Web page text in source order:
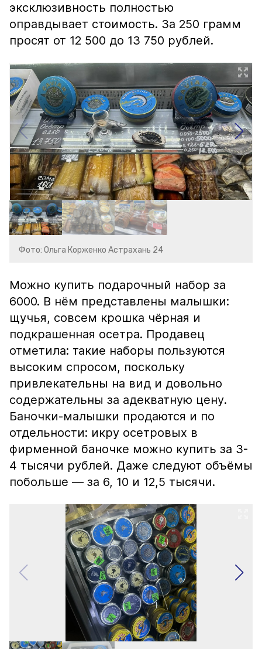
эксклюзивность полностью
оправдывает стоимость. За 250 грамм
просят от 12 500 до 13 750 рублей.
Фото: Ольга Корженко Астрахань 24
Можно купить подарочный набор за
6000. В нём представлены малышки:
щучья, совсем крошка чёрная и
подкрашенная осетра. Продавец
отметила: такие наборы пользуются
высоким спросом, поскольку
привлекательны на вид и довольно
содержательны за адекватную цену.
Баночки-малышки продаются и по
отдельности: икру осетровых в
фирменной баночке можно купить за 3-
4 тысячи рублей. Даже следуют объёмы
побольше — за 6, 10 и 12,5 тысячи.